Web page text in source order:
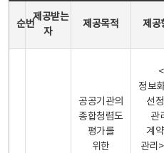
순번
제공받는
자
제공목적 제공
공공기관의
종합청렴도
평가를
위한
<
정보
선
관
계
관리